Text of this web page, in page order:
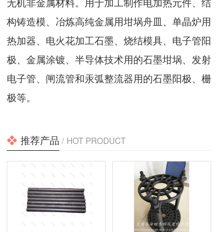
构铸造模、冶炼高纯金属用坩埚舟皿、单晶炉用
热加器、电火花加工石墨、烧结模具、电子管阳
极、金属涂镀、半导体技术用的石墨坩埚、发射
电子管、闸流管和汞弧整流器用的石墨阳极、栅
极等。
推荐产品 / HOT PRODUCT